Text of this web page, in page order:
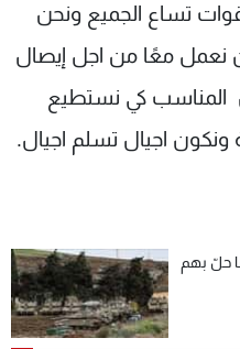
تساع الجميع ونحن
نعمل معًا من اجل إيصال
المناسب كي نستطيع
ونكون اجيال تسلم اجيال.
حلّ بهم